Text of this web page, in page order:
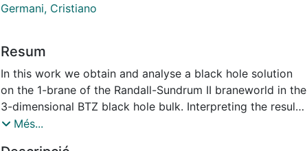
Germani, Cristiano
Resum
In this work we obtain and analyse a black hole solution
on the 1-brane of the Randall-Sundrum II braneworld in the
3-dimensional BTZ black hole bulk. Interpreting the results
in the light of the conjectured duality between d-
Més...